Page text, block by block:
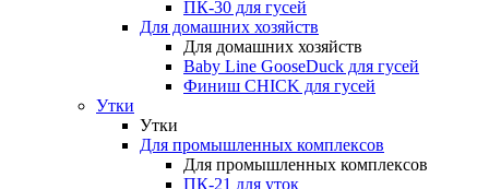
ПК-30 для гусей
Для домашних хозяйств
Для домашних хозяйств
Baby Line GooseDuck для гусей
Финиш CHICK для гусей
Утки
Утки
Для промышленных комплексов
Для промышленных комплексов
ПК-21 для уток